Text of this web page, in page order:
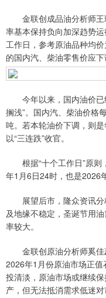
金联创成品油分析师王
率基本保持负向加深趋势
工作日，参考原油品种均
的国内汽、柴油零售价应下
今年以来，国内油价已
搁浅”。国内汽、柴油价格
吨。若本轮油价下调，则
以“三连跌”收官。
根据“十个工作日”原则
年1月6日24时，也是2026
展望后市，隆众资讯分
及地缘不稳定，圣诞节用
率较大。
金联创原油分析师奚佳
2026年1月份原油市场正
投清淡，原油市场或继续
产，但无法抵消需求低迷对